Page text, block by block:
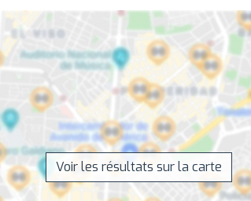
Voir les résultats sur la carte